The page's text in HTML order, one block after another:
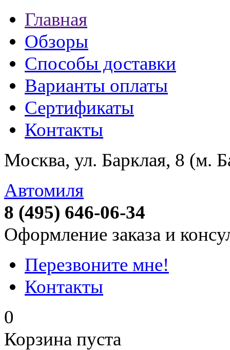
Главная
Обзоры
Способы доставки
Варианты оплаты
Сертификаты
Контакты
Москва, ул. Барклая, 8 (м.
Автомиля
8 (495) 646-06-34
Оформление заказа и
Перезвоните мне!
Контакты
0
Корзина пуста